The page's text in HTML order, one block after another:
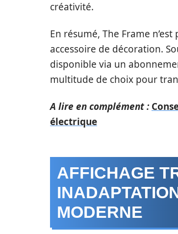
créativité.
En résumé, The Frame
accessoire de décoration.
disponible via un
multitude de choix pour
A lire en complément :
électrique
AFFICHAGE
MODERNE